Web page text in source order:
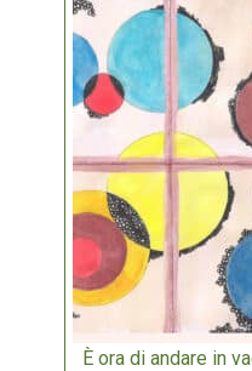
È ora di andare in